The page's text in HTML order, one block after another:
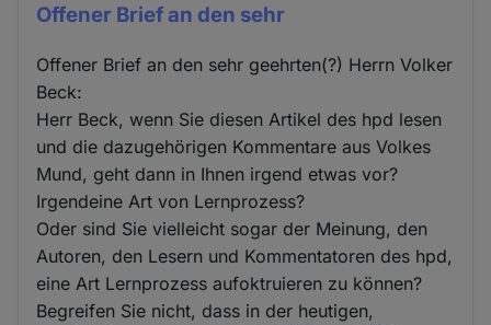
Offener Brief an den sehr
Offener Brief an den sehr geehrten(?) Herrn Volker
Beck:
Herr Beck, wenn Sie diesen Artikel des hpd lesen
und die dazugehörigen Kommentare aus Volkes
Mund, geht dann in Ihnen irgend etwas vor?
Irgendeine Art von Lernprozess?
Oder sind Sie vielleicht sogar der Meinung, den
Autoren, den Lesern und Kommentatoren des hpd,
eine Art Lernprozess aufoktruieren zu können?
Begreifen Sie nicht, dass in der heutigen,